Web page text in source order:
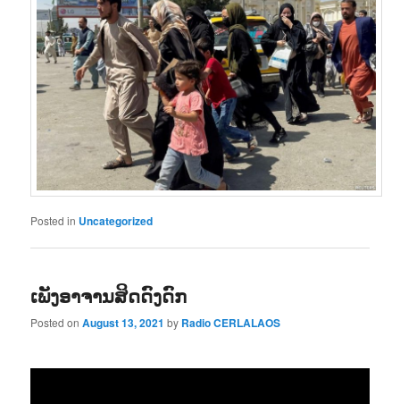
Posted in Uncategorized
ເພັງອາຈານສິດດົງດົກ
Posted onAugust 13, 2021 by Radio CERLALAOS